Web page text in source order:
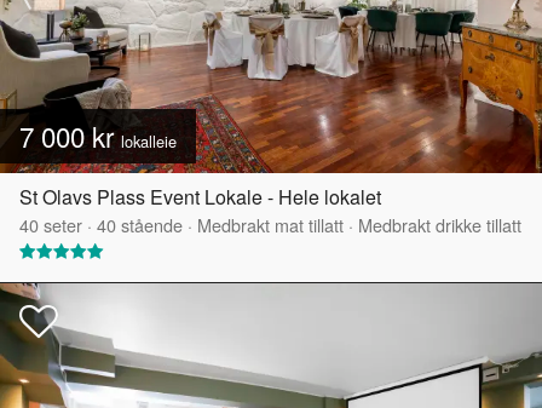
7 000 krlokalleie
St Olavs Plass Event Lokale - Hele lokalet
40seter · 40stående · Medbrakt mat tillatt · Medbrakt drikke tillatt